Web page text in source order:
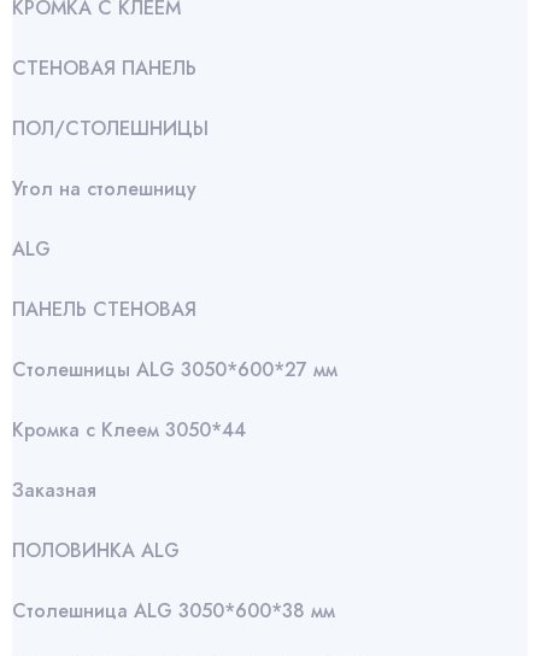
КРОМКА С КЛЕЕМ
СТЕНОВАЯ ПАНЕЛЬ
ПОЛ/СТОЛЕШНИЦЫ
Угол на столешницу
АLG
ПАНЕЛЬ СТЕНОВАЯ
Столешницы ALG 3050*600*27 мм
Кромка с Клеем 3050*44
Заказная
ПОЛОВИНКА ALG
Столешница ALG 3050*600*38 мм